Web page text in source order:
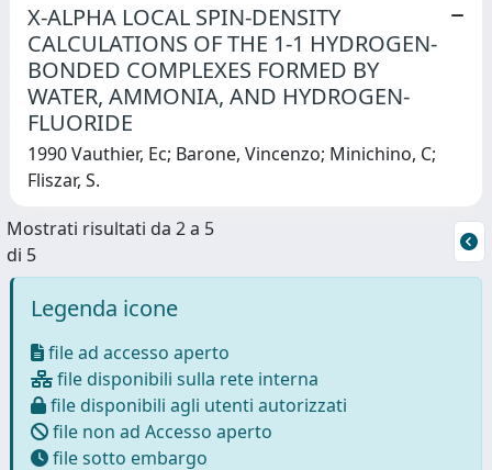
X-ALPHA LOCAL SPIN-DENSITY
CALCULATIONS OF THE 1-1 HYDROGEN-
BONDED COMPLEXES FORMED BY
WATER, AMMONIA, AND HYDROGEN-
FLUORIDE
1990 Vauthier, Ec; Barone, Vincenzo; Minichino, C;
Fliszar, S.
Mostrati risultati da 2 a 5
di 5
Legenda icone
file ad accesso aperto
file disponibili sulla rete interna
file disponibili agli utenti autorizzati
file non ad Accesso aperto
file sotto embargo